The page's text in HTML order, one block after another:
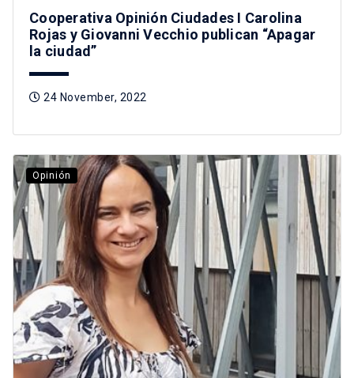
Cooperativa Opinión Ciudades I Carolina
Rojas y Giovanni Vecchio publican “Apagar
la ciudad”
24 November, 2022
Opinión